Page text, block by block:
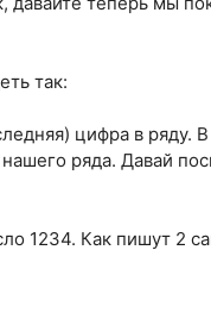
так:
цифра в ряду.
ряда. Давай
1234. Как пишут 2